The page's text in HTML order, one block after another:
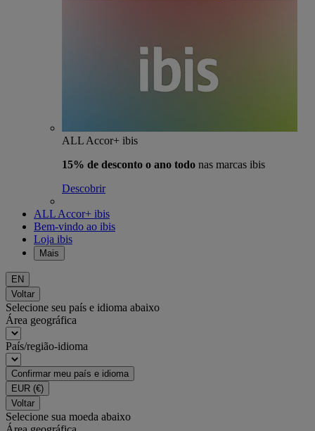
ALL Accor+ ibis
15% de desconto o ano todo nas marcas ibis
Descobrir
ALL Accor+ ibis
Bem-vindo ao ibis
Loja ibis
Mais
EN
Voltar
Selecione seu país e idioma abaixo
Área geográfica
País/região-idioma
Confirmar meu país e idioma
EUR (€)
Voltar
Selecione sua moeda abaixo